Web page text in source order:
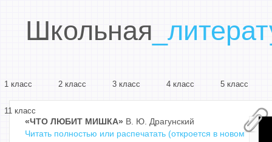
Школьная
1 класс 2 класс 3 класс 4 класс 5 класс
11 класс
«ЧТО ЛЮБИТ МИШКА» В. Ю. Драгунский
Читать полностью или распечатать (откроется в новом